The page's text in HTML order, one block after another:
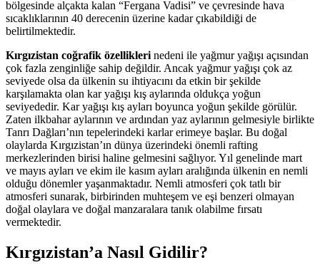
bölgesinde alçakta kalan “Fergana Vadisi” ve çevresinde hava
sıcaklıklarının 40 derecenin üzerine kadar çıkabildiği de
belirtilmektedir.
Kırgızistan coğrafik özellikleri nedeni ile yağmur yağışı açısından
çok fazla zenginliğe sahip değildir. Ancak yağmur yağışı çok az
seviyede olsa da ülkenin su ihtiyacını da etkin bir şekilde
karşılamakta olan kar yağışı kış aylarında oldukça yoğun
seviyededir. Kar yağışı kış ayları boyunca yoğun şekilde görülür.
Zaten ilkbahar aylarının ve ardından yaz aylarının gelmesiyle birlikte
Tanrı Dağları’nın tepelerindeki karlar erimeye başlar. Bu doğal
olaylarda Kırgızistan’ın dünya üzerindeki önemli rafting
merkezlerinden birisi haline gelmesini sağlıyor. Yıl genelinde mart
ve mayıs ayları ve ekim ile kasım ayları aralığında ülkenin en nemli
olduğu dönemler yaşanmaktadır. Nemli atmosferi çok tatlı bir
atmosferi sunarak, birbirinden muhteşem ve eşi benzeri olmayan
doğal olaylara ve doğal manzaralara tanık olabilme fırsatı
vermektedir.
Kırgızistan’a Nasıl Gidilir?